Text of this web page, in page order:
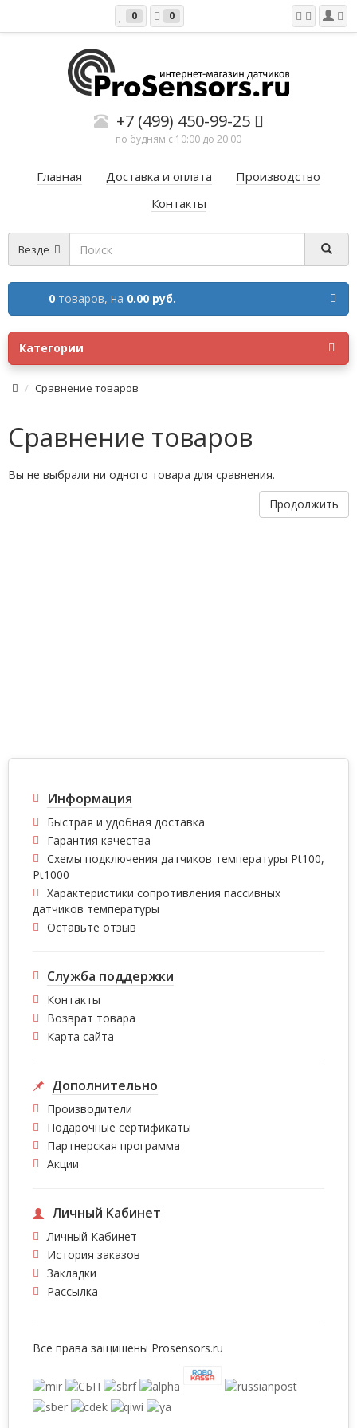
0 0
+7 (499) 450-99-25
по будням с 10:00 до 20:00
Главная Доставка и оплата
Производство
Контакты
Везде
0 товаров, на 0.00 руб.
Категории
Сравнение товаров
Сравнение товаров
Вы не выбрали ни одного товара для сравнения.
Продолжить
Информация
Быстрая и удобная доставка
Гарантия качества
Схемы подключения датчиков температуры Pt100,
Pt1000
Характеристики сопротивления пассивных
датчиков температуры
Оставьте отзыв
Служба поддержки
Контакты
Возврат товара
Карта сайта
Дополнительно
Производители
Подарочные сертификаты
Партнерская программа
Акции
Личный Кабинет
Личный Кабинет
История заказов
Закладки
Рассылка
Все права защишены Prosensors.ru